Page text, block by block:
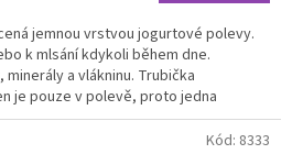
jemnou vrstvou jogurtové polevy.
k mlsání kdykoli během dne.
a vlákninu. Trubička
je pouze v polevě, proto jedna
cukru opravdu minimum.
Kód: 8333